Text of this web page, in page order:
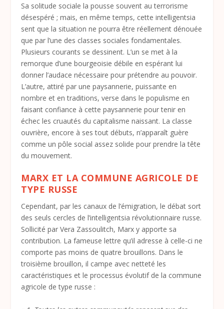
Sa solitude sociale la pousse souvent au terrorisme
désespéré ; mais, en même temps, cette intelligentsia
sent que la situation ne pourra être réellement dénouée
que par l’une des classes sociales fondamentales.
Plusieurs courants se dessinent. L’un se met à la
remorque d’une bourgeoisie débile en espérant lui
donner l’audace nécessaire pour prétendre au pouvoir.
L’autre, attiré par une paysannerie, puissante en
nombre et en traditions, verse dans le populisme en
faisant confiance à cette paysannerie pour tenir en
échec les cruautés du capitalisme naissant. La classe
ouvrière, encore à ses tout débuts, n’apparaît guère
comme un pôle social assez solide pour prendre la tête
du mouvement.
MARX ET LA COMMUNE AGRICOLE DE
TYPE RUSSE
Cependant, par les canaux de l’émigration, le débat sort
des seuls cercles de l’intelligentsia révolutionnaire russe.
Sollicité par Vera Zassoulitch, Marx y apporte sa
contribution. La fameuse lettre qu’il adresse à celle-ci ne
comporte pas moins de quatre brouillons. Dans le
troisième brouillon, il campe avec netteté les
caractéristiques et le processus évolutif de la commune
agricole de type russe :